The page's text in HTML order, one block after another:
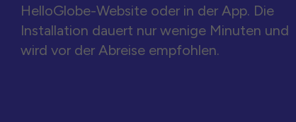
HelloGlobe-Website oder in der App. Die
Installation dauert nur wenige Minuten und
wird vor der Abreise empfohlen.